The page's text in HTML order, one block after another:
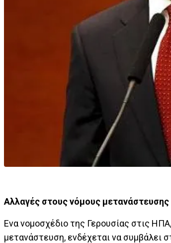
Αλλαγές στους νόμους
Ενα νομοσχέδιο της Γερουσίας στις
μετανάστευση, ενδέχεται να συμβάλει